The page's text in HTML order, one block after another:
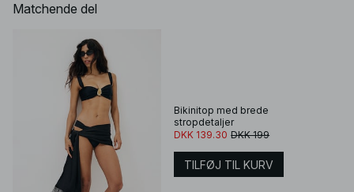
Matchende del
Bikinitop med brede
stropdetaljer
DKK 139.30 DKK 199
TILFØJ TIL KURV